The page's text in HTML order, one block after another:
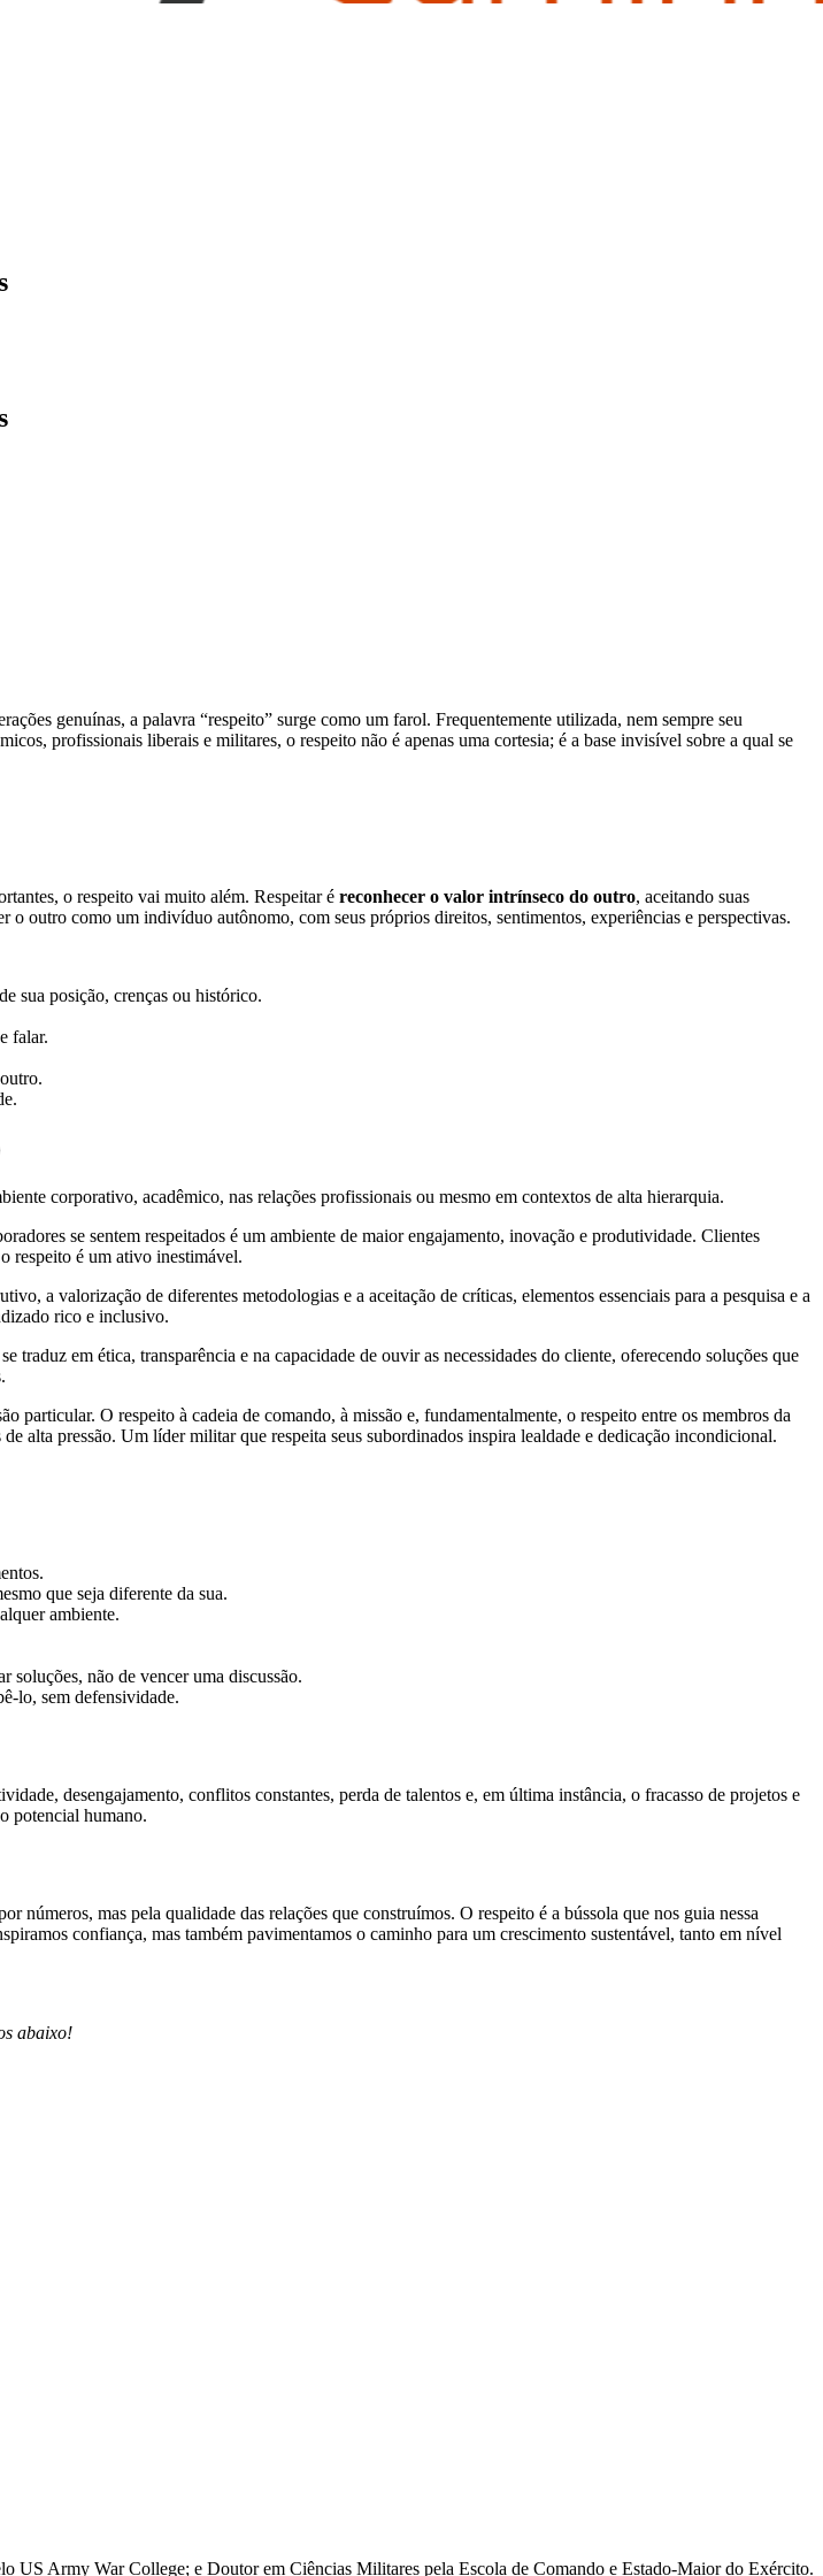
genuínas, a palavra “respeito” surge como um farol. Frequentemente utilizada, nem sempre seu
profissionais liberais e militares, o respeito não é apenas uma cortesia; é a base invisível sobre a qual se
o respeito vai muito além. Respeitar é reconhecer o valor intrínseco do outro, aceitando suas
outro como um indivíduo autônomo, com seus próprios direitos, sentimentos, experiências e perspectivas.
sua posição, crenças ou histórico.
falar.
corporativo, acadêmico, nas relações profissionais ou mesmo em contextos de alta hierarquia.
se sentem respeitados é um ambiente de maior engajamento, inovação e produtividade. Clientes
respeito é um ativo inestimável.
a valorização de diferentes metodologias e a aceitação de críticas, elementos essenciais para a pesquisa e a
rico e inclusivo.
em ética, transparência e na capacidade de ouvir as necessidades do cliente, oferecendo soluções que
particular. O respeito à cadeia de comando, à missão e, fundamentalmente, o respeito entre os membros da
alta pressão. Um líder militar que respeita seus subordinados inspira lealdade e dedicação incondicional.
que seja diferente da sua.
ambiente.
soluções, não de vencer uma discussão.
lo, sem defensividade.
desengajamento, conflitos constantes, perda de talentos e, em última instância, o fracasso de projetos e
potencial humano.
números, mas pela qualidade das relações que construímos. O respeito é a bússola que nos guia nessa
confiança, mas também pavimentamos o caminho para um crescimento sustentável, tanto em nível
abaixo!
US Army War College; e Doutor em Ciências Militares pela Escola de Comando e Estado-Maior do Exército.